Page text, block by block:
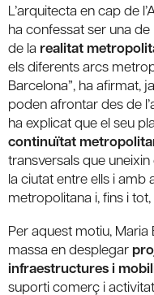
L’arquitecta en cap de
ha confessat ser una
de la realitat
els diferents arcs
Barcelona”, ha afirmat,
poden afrontar des de
ha explicat que el seu
continuïtat
transversals que
la ciutat entre ells i amb
metropolitana i, fins i
Per aquest motiu,
massa en desplegar
infraestructures i
suporti comerç i